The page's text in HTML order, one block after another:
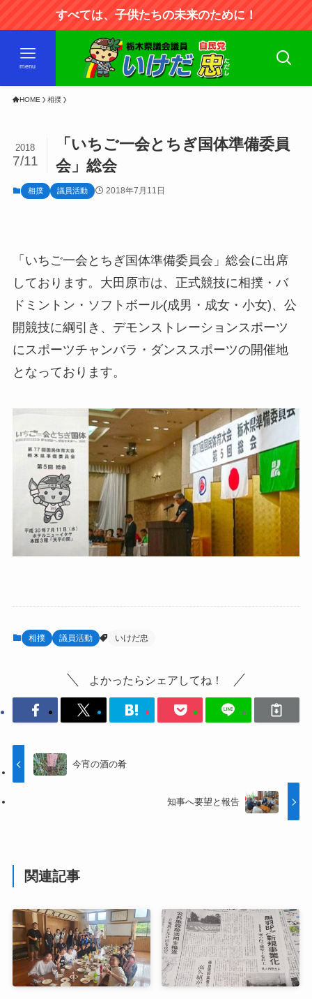
すべては、子供たちの未来のために！
menu
HOME 相撲
「いちご一会とちぎ国体準備委員
会」総会
2018
7/11
相撲 議員活動 2018年7月11日
「いちご一会とちぎ国体準備委員会」総会に出席
しております。大田原市は、正式競技に相撲・バ
ドミントン・ソフトボール(成男・成女・小女)、公
開競技に綱引き、デモンストレーションスポーツ
にスポーツチャンバラ・ダンススポーツの開催地
となっております。
相撲 議員活動 いけだ忠
よかったらシェアしてね！
今宵の酒の肴
知事へ要望と報告
関連記事